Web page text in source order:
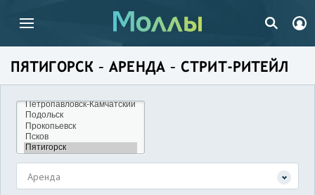
ПЯТИГОРСК – АРЕНДА – СТРИТ-РИТЕЙЛ
Аренда